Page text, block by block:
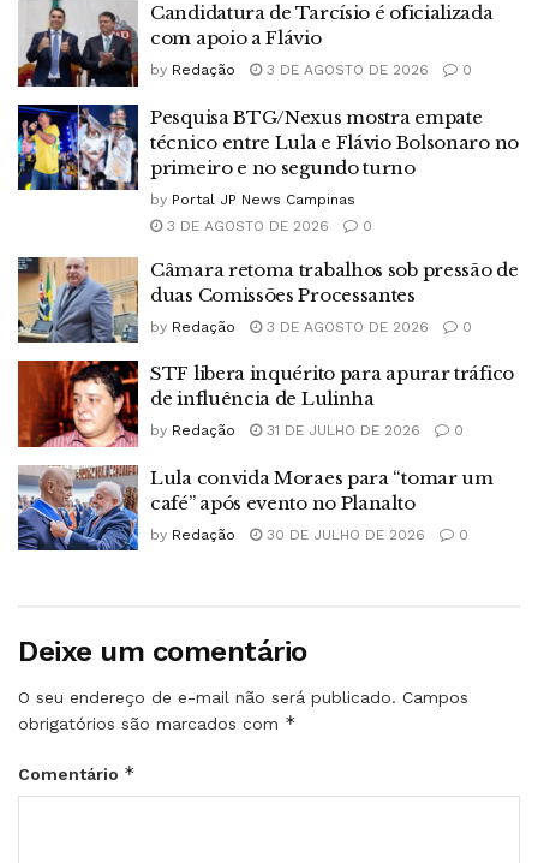
Candidatura de Tarcísio é oficializada
com apoio a Flávio
by Redação 3 DE AGOSTO DE 2026 0
Pesquisa BTG/Nexus mostra empate
técnico entre Lula e Flávio Bolsonaro no
primeiro e no segundo turno
by Portal JP News Campinas
3 DE AGOSTO DE 2026
0
Câmara retoma trabalhos sob pressão de
duas Comissões Processantes
by Redação 3 DE AGOSTO DE 2026 0
STF libera inquérito para apurar tráfico
de influência de Lulinha
by Redação 31 DE JULHO DE 2026 0
Lula convida Moraes para “tomar um
café” após evento no Planalto
by Redação 30 DE JULHO DE 2026 0
Deixe um comentário
O seu endereço de e-mail não será publicado. Campos
obrigatórios são marcados com *
Comentário *